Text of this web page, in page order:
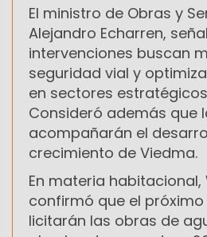
El ministro de Obras y
Alejandro Echarren,
intervenciones buscan
seguridad vial y
en sectores
Consideró además que
acompañarán el
crecimiento de Viedma.
En materia habitacional,
confirmó que el próximo
licitarán las obras de